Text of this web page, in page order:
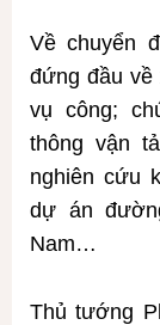
Về chuyển
đứng đầu về
vụ công;
thông vận
nghiên cứu
dự án
Nam…
Thủ tướng